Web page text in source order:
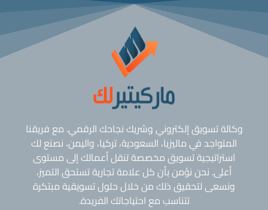
وكالة تسويق إلكتروني وشريك نجاحك الرقمي. مع فريقنا
المتواجد في ماليزيا، السعودية، تركيا، واليمن، نصنع لك
استراتيجية تسويق مخصصة تنقل أعمالك إلى مستوى
أعلى. نحن نؤمن بأن كل علامة تجارية تستحق التميز،
ونسعى لتحقيق ذلك من خلال حلول تسويقية مبتكرة
تتناسب مع احتياجاتك الفريدة.